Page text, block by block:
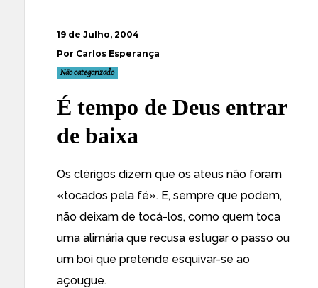
19 de Julho, 2004
Por Carlos Esperança
Não categorizado
É tempo de Deus entrar
de baixa
Os clérigos dizem que os ateus não foram
«tocados pela fé». E, sempre que podem,
não deixam de tocá-los, como quem toca
uma alimária que recusa estugar o passo ou
um boi que pretende esquivar-se ao
açougue.